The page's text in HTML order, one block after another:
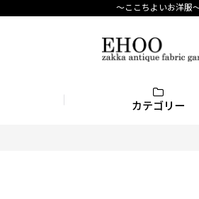
〜ここちよいお洋服
カテゴリー